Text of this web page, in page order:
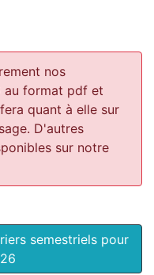
nos
au format pdf et
quant à elle sur
D'autres
sur notre
semestriels pour